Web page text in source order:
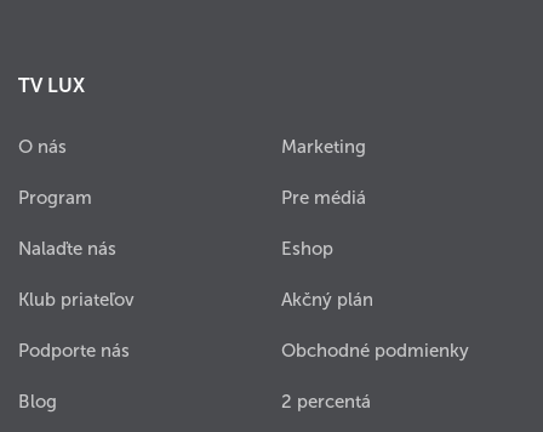
TV LUX
O nás
Program
Nalaďte nás
Klub priateľov
Podporte nás
Blog
Marketing
Pre médiá
Eshop
Akčný plán
Obchodné podmienky
2 percentá